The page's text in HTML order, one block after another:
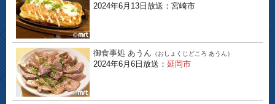
2024年6月13日放送：宮崎市
御食事処 あうん （おしょくじどころ あうん）
2024年6月6日放送： 延岡市